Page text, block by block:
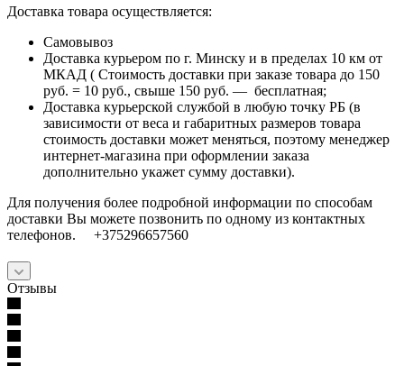
Доставка товара осуществляется:
Самовывоз
Доставка курьером по г. Минску и в пределах 10 км от
МКАД ( Стоимость доставки при заказе товара до 150
руб. = 10 руб., свыше 150 руб. — бесплатная;
Доставка курьерской службой в любую точку РБ (в
зависимости от веса и габаритных размеров товара
стоимость доставки может меняться, поэтому менеджер
интернет-магазина при оформлении заказа
дополнительно укажет сумму доставки).
Для получения более подробной информации по способам
доставки Вы можете позвонить по одному из контактных
телефонов. +375296657560
Отзывы